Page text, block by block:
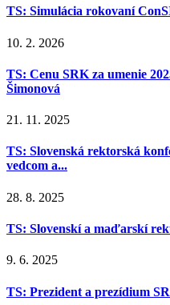
TS: Simulácia rokovaní
10. 2. 2026
TS: Cenu SRK za umenie
Šimonová
21. 11. 2025
TS: Slovenská rektorská
vedcom a...
28. 8. 2025
TS: Slovenskí a maďarskí
9. 6. 2025
TS: Prezident a prezídium